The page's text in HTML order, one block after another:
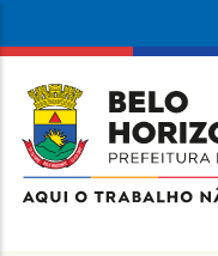
conteúdo
principal
da
Prefeitura
de